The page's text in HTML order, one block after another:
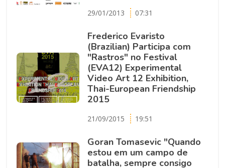
29/01/2013 07:31
Frederico Evaristo
(Brazilian) Participa com
"Rastros" no Festival
(EVA12) Experimental
Video Art 12 Exhibition,
Thai-European Friendship
2015
21/09/2015 19:51
Goran Tomasevic "Quando
estou em um campo de
batalha, sempre consigo